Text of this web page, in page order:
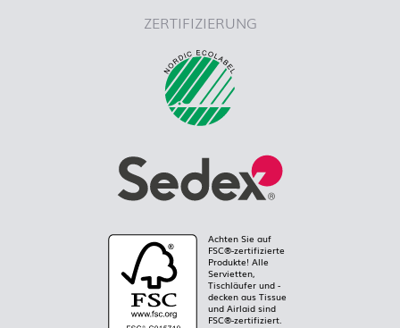
ZERTIFIZIERUNG
Achten Sie auf
FSC®-zertifizierte
Produkte! Alle
Servietten,
Tischläufer und -
decken aus Tissue
und Airlaid sind
FSC®-zertifiziert.